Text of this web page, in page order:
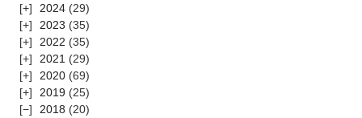
2024 (29)
2023 (35)
2022 (35)
2021 (29)
2020 (69)
2019 (25)
2018 (20)